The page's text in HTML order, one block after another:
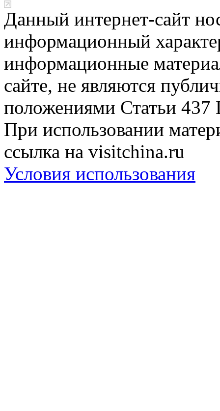
Данный интернет-сайт
информационный
информационные
сайте, не являются
положениями Статьи 437
При использовании
ссылка на visitchina.ru
Условия использования